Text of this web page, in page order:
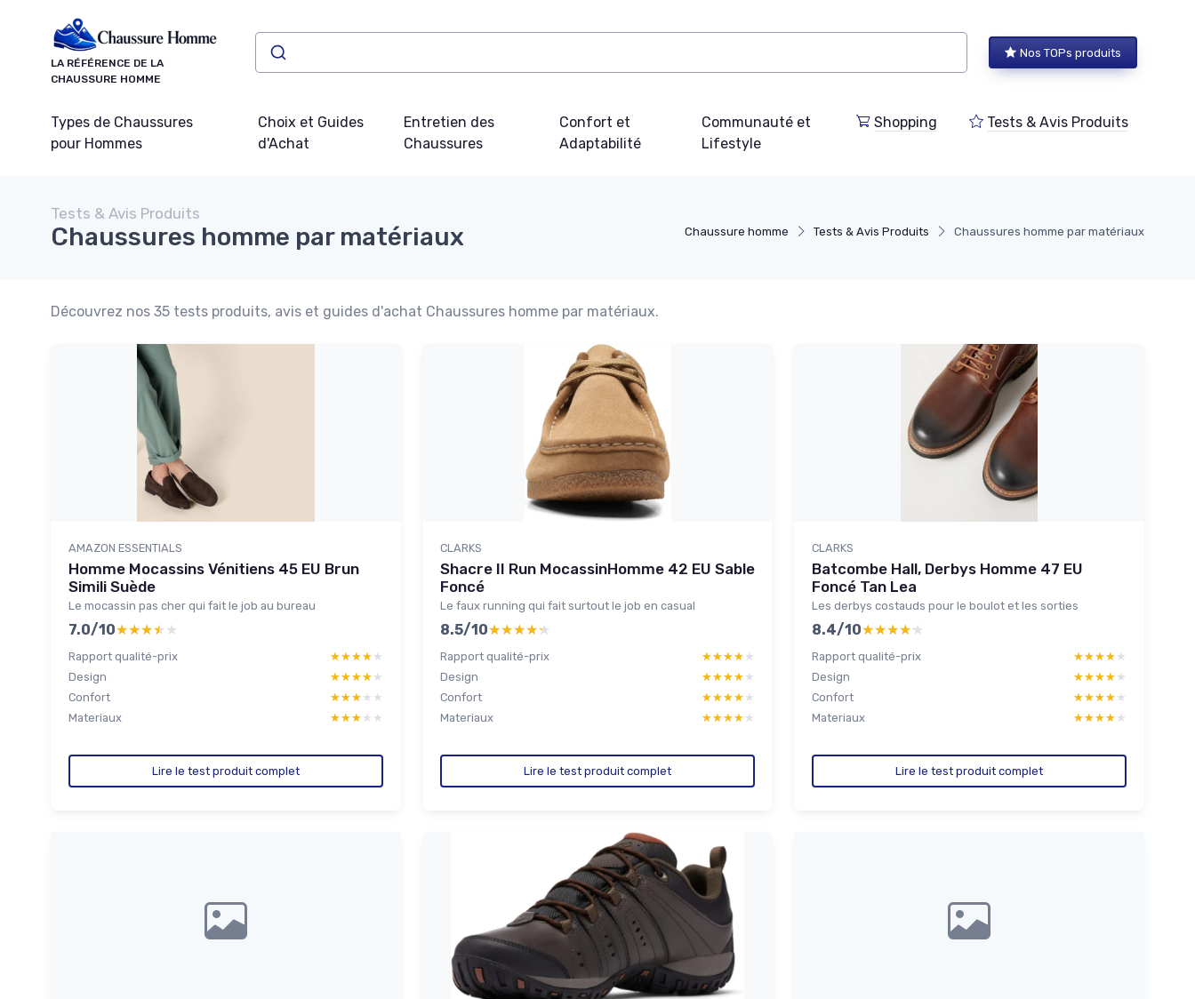
LA RÉFÉRENCE DE LA
CHAUSSURE HOMME
Nos TOPs produits
Types de Chaussures
pour Hommes
Choix et Guides
d'Achat
Entretien des
Chaussures
Confort et
Adaptabilité
Communauté et
Lifestyle
Shopping Tests & Avis Produits
Chaussure homme Tests & Avis Produits Chaussures homme par matériaux
Tests & Avis Produits
Chaussures homme par matériaux
Découvrez nos 35 tests produits, avis et guides d'achat Chaussures homme par matériaux.
AMAZON ESSENTIALS
Homme Mocassins Vénitiens 45 EU Brun
Simili Suède
Le mocassin pas cher qui fait le job au bureau
7.0/10★★★★★
★★★★★
Rapport qualité-prix ★★★★★
★★★★★
Design
★★★★★
★★★★★
Confort
★★★★★
★★★★★
Materiaux
★★★★★
★★★★★
Lire le test produit complet
CLARKS
Shacre II Run MocassinHomme 42 EU Sable
Foncé
Le faux running qui fait surtout le job en casual
8.5/10★★★★★
★★★★★
Rapport qualité-prix ★★★★★
★★★★★
Design
★★★★★
★★★★★
Confort
★★★★★
★★★★★
Materiaux
★★★★★
★★★★★
Lire le test produit complet
CLARKS
Batcombe Hall, Derbys Homme 47 EU
Foncé Tan Lea
Les derbys costauds pour le boulot et les sorties
8.4/10★★★★★
★★★★★
Rapport qualité-prix ★★★★★
★★★★★
Design
★★★★★
★★★★★
Confort
★★★★★
★★★★★
Materiaux
★★★★★
★★★★★
Lire le test produit complet